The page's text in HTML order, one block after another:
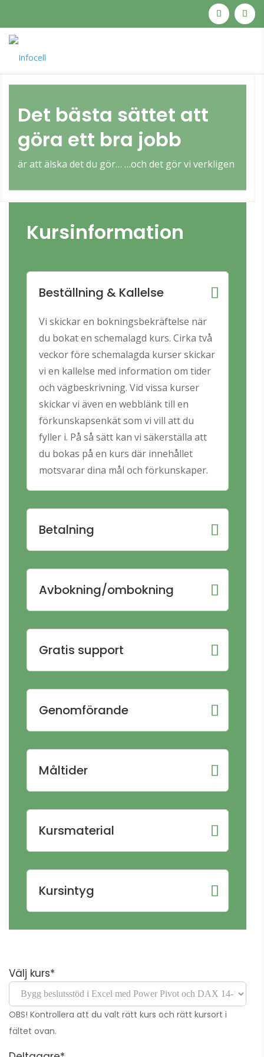
Det bästa sättet att
göra ett bra jobb
är att älska det du gör… …och det gör vi verkligen
Kursinformation
Beställning & Kallelse
Vi skickar en bokningsbekräftelse när
du bokat en schemalagd kurs. Cirka två
veckor före schemalagda kurser skickar
vi en kallelse med information om tider
och vägbeskrivning. Vid vissa kurser
skickar vi även en webblänk till en
förkunskapsenkät som vi vill att du
fyller i. På så sätt kan vi säkerställa att
du bokas på en kurs där innehållet
motsvarar dina mål och förkunskaper.
Betalning
Avbokning/ombokning
Gratis support
Genomförande
Måltider
Kursmaterial
Kursintyg
Välj kurs*
OBS! Kontrollera att du valt rätt kurs och rätt kursort i
fältet ovan.